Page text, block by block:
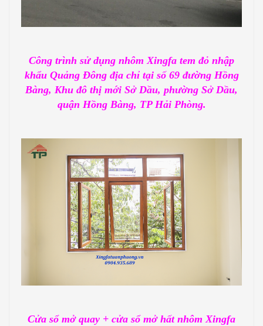
Công trình sử dụng nhôm Xingfa tem đỏ nhập
khẩu Quảng Đông địa chỉ tại số 69 đường Hồng
Bàng, Khu đô thị mới Sở Dầu, phường Sở Dầu,
quận Hồng Bàng, TP Hải Phòng.
Cửa sổ mở quay + cửa sổ mở hất nhôm Xingfa